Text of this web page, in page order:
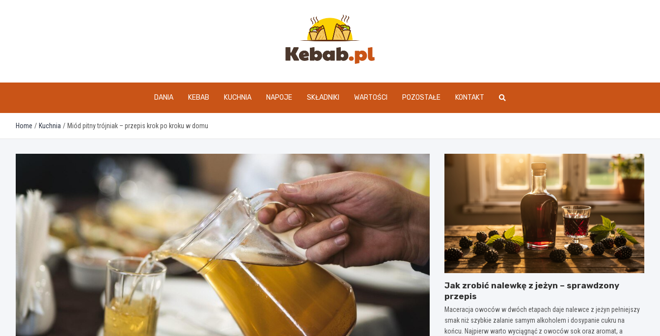
DANIA KEBAB KUCHNIA NAPOJE SKŁADNIKI WARTOŚCI POZOSTAŁE KONTAKT
Home Kuchnia Miód pitny trójniak – przepis krok po kroku w domu
Jak zrobić nalewkę z jeżyn – sprawdzony
przepis
Maceracja owoców w dwóch etapach daje nalewce z jeżyn pełniejszy
smak niż szybkie zalanie samym alkoholem i dosypanie cukru na
końcu. Najpierw warto wyciągnąć z owoców sok oraz aromat, a